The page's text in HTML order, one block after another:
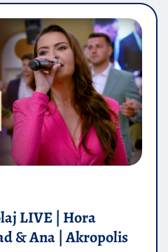
LIVE | Hora
& Ana | Akropolis